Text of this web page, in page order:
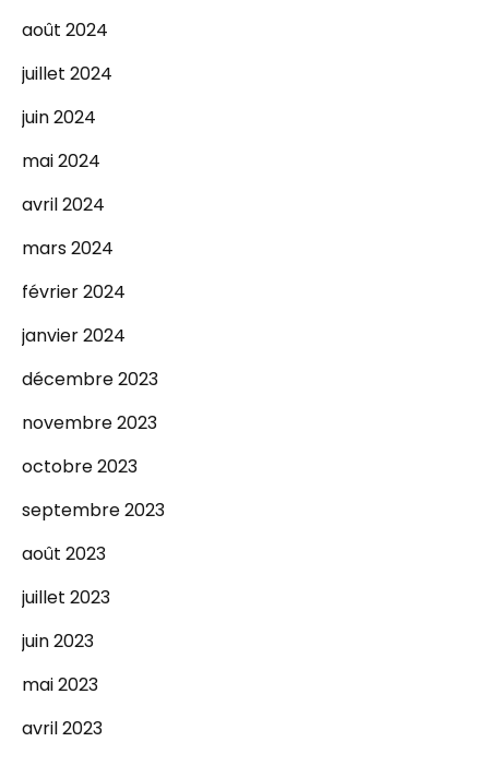
août 2024
juillet 2024
juin 2024
mai 2024
avril 2024
mars 2024
février 2024
janvier 2024
décembre 2023
novembre 2023
octobre 2023
septembre 2023
août 2023
juillet 2023
juin 2023
mai 2023
avril 2023